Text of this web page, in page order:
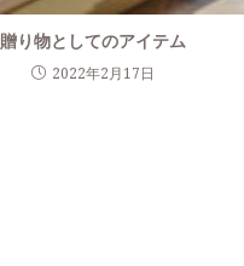
贈り物としてのアイテム
2022年2月17日